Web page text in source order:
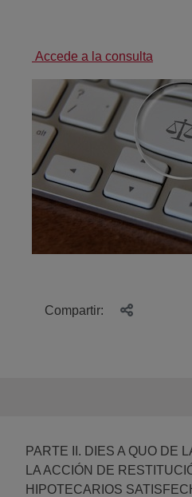
Accede a la consulta
Compartir:
PARTE II. DIES A QUO DE
LA ACCIÓN DE
HIPOTECARIOS